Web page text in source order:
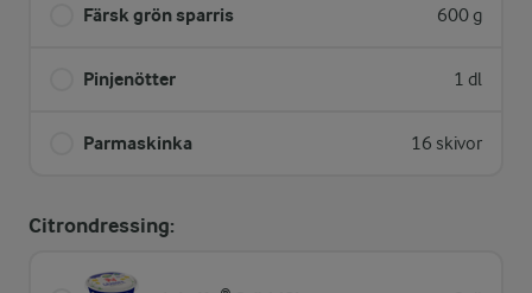
Färsk grön sparris 600 g
Pinjenötter 1 dl
Parmaskinka 16 skivor
Citrondressing: